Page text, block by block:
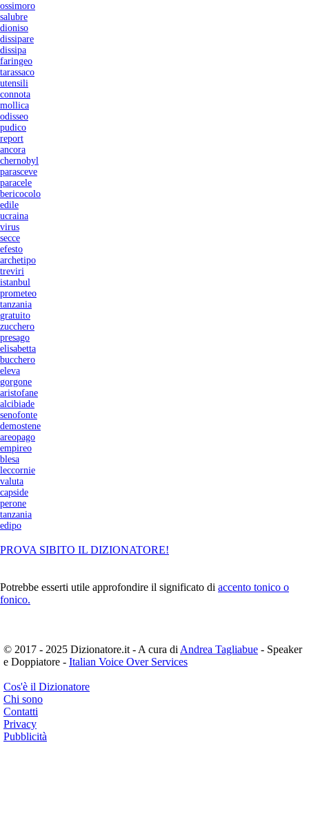
ossimoro
salubre
dioniso
dissipare
dissipa
faringeo
tarassaco
utensili
connota
mollica
odisseo
pudico
report
ancora
chernobyl
parasceve
paracele
bericocolo
edile
ucraina
virus
secce
efesto
archetipo
treviri
istanbul
prometeo
tanzania
gratuito
zucchero
presago
elisabetta
bucchero
eleva
gorgone
aristofane
alcibiade
senofonte
demostene
areopago
empireo
blesa
leccornie
valuta
capside
perone
tanzania
edipo
PROVA SIBITO IL DIZIONATORE!
Potrebbe esserti utile approfondire il significato di accento tonico o
fonico.
© 2017 - 2025 Dizionatore.it - A cura di Andrea Tagliabue - Speaker
e Doppiatore - Italian Voice Over Services
Cos'è il Dizionatore
Chi sono
Contatti
Privacy
Pubblicità